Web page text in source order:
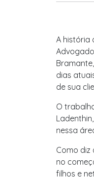
A história
dias
de sua
O
nessa
Como diz
no
filhos e